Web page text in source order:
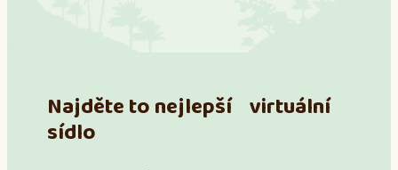
Najděte to nejlepší virtuální
sídlo